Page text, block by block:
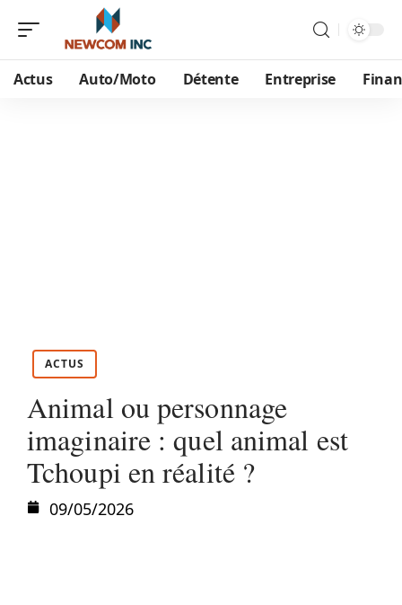
Actus Auto/Moto Détente Entreprise
ACTUS
Animal ou personnage
imaginaire : quel animal est
Tchoupi en réalité ?
09/05/2026